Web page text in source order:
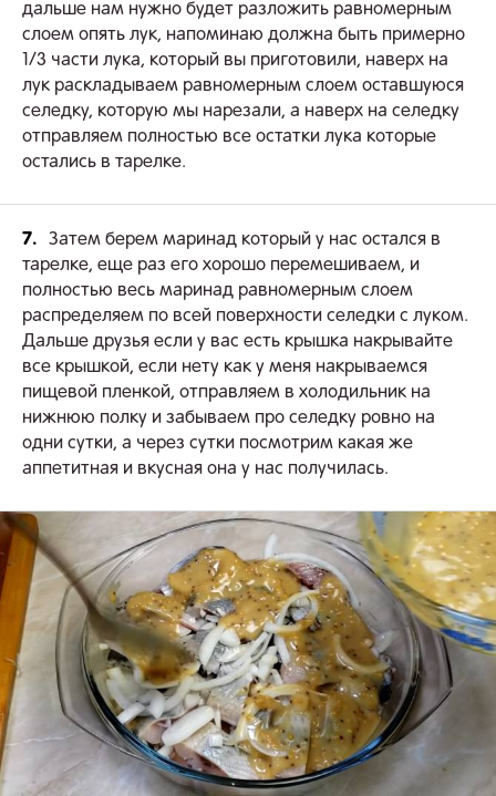
дальше нам нужно будет разложить равномерным
слоем опять лук, напоминаю должна быть примерно
1/3 части лука, который вы приготовили, наверх на
лук раскладываем равномерным слоем оставшуюся
селедку, которую мы нарезали, а наверх на селедку
отправляем полностью все остатки лука которые
остались в тарелке.
7.
Затем берем маринад который у нас остался в
тарелке, еще раз его хорошо перемешиваем, и
полностью весь маринад равномерным слоем
распределяем по всей поверхности селедки с луком.
Дальше друзья если у вас есть крышка накрывайте
все крышкой, если нету как у меня накрываемся
пищевой пленкой, отправляем в холодильник на
нижнюю полку и забываем про селедку ровно на
одни сутки, а через сутки посмотрим какая же
аппетитная и вкусная она у нас получилась.